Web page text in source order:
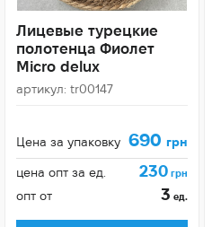
Лицевые турецкие
полотенца Фиолет
Micro delux
артикул: tr00147
Цена за упаковку 690 грн
цена опт за ед. 230 грн
опт от 3 ед.